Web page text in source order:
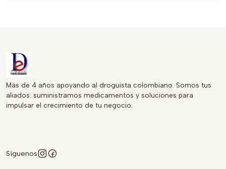
Más de 4 años apoyando al droguista colombiano. Somos tus
aliados: suministramos medicamentos y soluciones para
impulsar el crecimiento de tu negocio.
Síguenos